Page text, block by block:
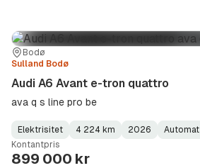
Sted:
Bodø
Forhandler:
Sulland Bodø
Audi A6 Avant e-tron quattro
ava q s line pro be
Fuel
Type:
Elektrisitet
Kilometerstand:
4 224 km
Model
Year:
2026
Gearbox
Type:
Automat
Kontantpris
899 000 kr